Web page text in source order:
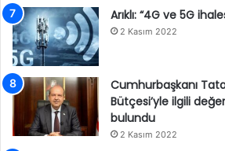
Arıklı: “4G ve 5G
2 Kasım 2022
Cumhurbaşkanı
Bütçesi’yle ilgili
bulundu
2 Kasım 2022